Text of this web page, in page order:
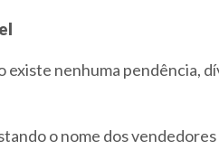
existe nenhuma pendência,
o nome dos